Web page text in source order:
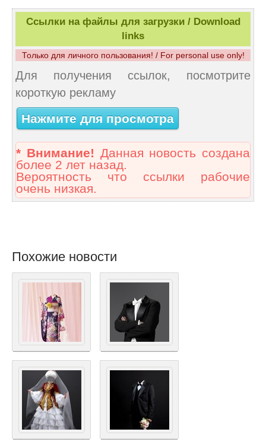
Ссылки на файлы для загрузки / Download
links
Только для личного пользования! / For personal use only!
Для получения ссылок, посмотрите
короткую рекламу
Нажмите для просмотра
* Внимание! Данная новость создана
более 2 лет назад.
Вероятность что ссылки рабочие
очень низкая.
Похожие новости